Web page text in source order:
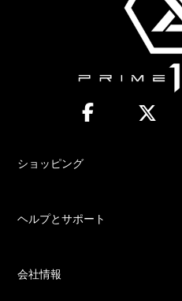
ショッピング
ヘルプとサポート
会社情報